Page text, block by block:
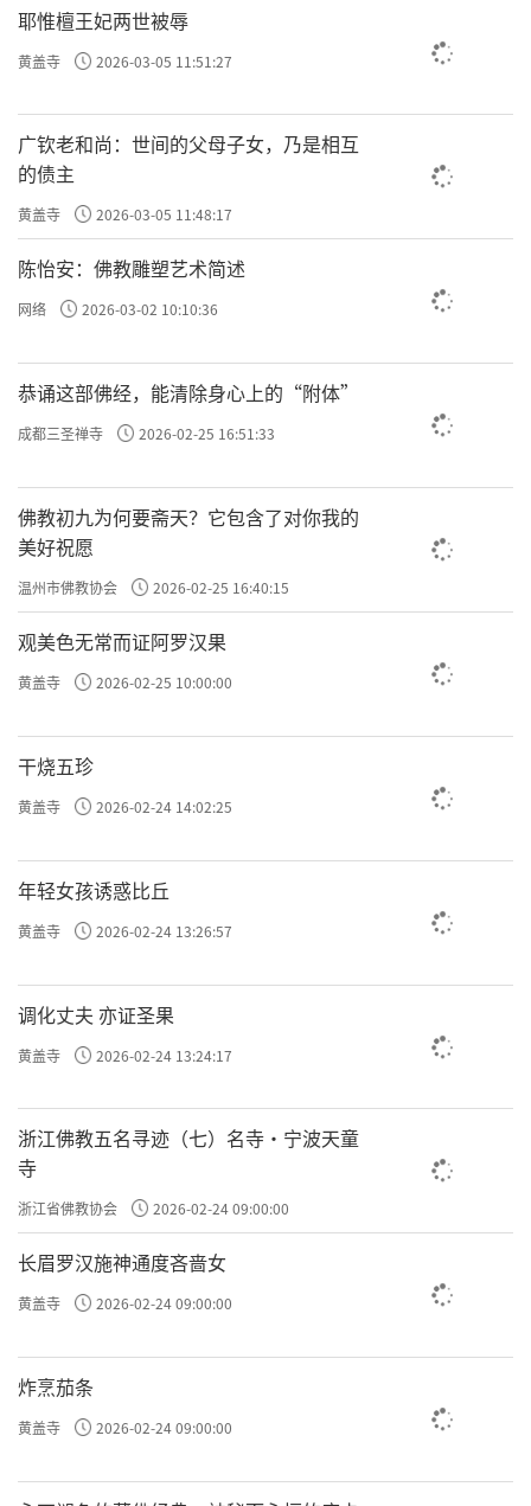
耶惟檀王妃两世被辱
黄盖寺 2026-03-05 11:51:27
广钦老和尚：世间的父母子女，乃是相互
的债主
黄盖寺 2026-03-05 11:48:17
陈怡安：佛教雕塑艺术简述
网络 2026-03-02 10:10:36
恭诵这部佛经，能清除身心上的“附体”
成都三圣禅寺 2026-02-25 16:51:33
佛教初九为何要斋天？它包含了对你我的
美好祝愿
温州市佛教协会 2026-02-25 16:40:15
观美色无常而证阿罗汉果
黄盖寺 2026-02-25 10:00:00
干烧五珍
黄盖寺 2026-02-24 14:02:25
年轻女孩诱惑比丘
黄盖寺 2026-02-24 13:26:57
调化丈夫 亦证圣果
黄盖寺 2026-02-24 13:24:17
浙江佛教五名寻迹（七）名寺·宁波天童
寺
浙江省佛教协会 2026-02-24 09:00:00
长眉罗汉施神通度吝啬女
黄盖寺 2026-02-24 09:00:00
炸烹茄条
黄盖寺 2026-02-24 09:00:00